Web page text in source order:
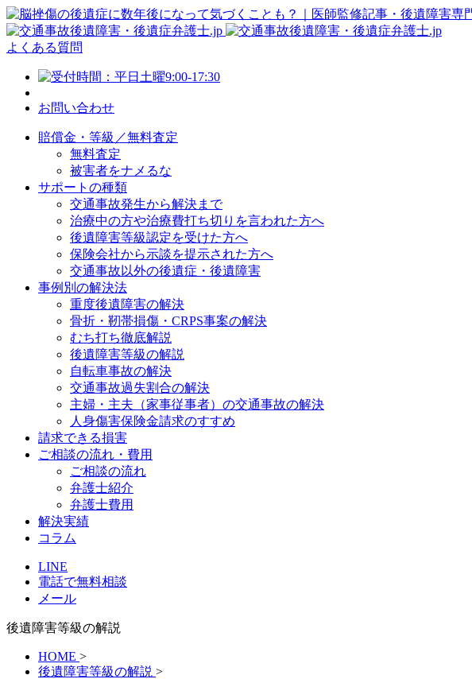
よくある質問
お問い合わせ
賠償金・等級／無料査定
無料査定
被害者をナメるな
サポートの種類
交通事故発生から解決まで
治療中の方や治療費打ち切りを言われた方へ
後遺障害等級認定を受けた方へ
保険会社から示談を提示された方へ
交通事故以外の後遺症・後遺障害
事例別の解決法
重度後遺障害の解決
骨折・靭帯損傷・CRPS事案の解決
むち打ち徹底解説
後遺障害等級の解説
自転車事故の解決
交通事故過失割合の解決
主婦・主夫（家事従事者）の交通事故の解決
人身傷害保険金請求のすすめ
請求できる損害
ご相談の流れ・費用
ご相談の流れ
弁護士紹介
弁護士費用
解決実績
コラム
LINE
電話で無料相談
メール
後遺障害等級の解説
HOME >
後遺障害等級の解説 >